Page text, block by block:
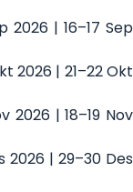
2026 | 16–17 Sep
2026 | 21–22 Okt
2026 | 18–19 Nov
2026 | 29–30 Des